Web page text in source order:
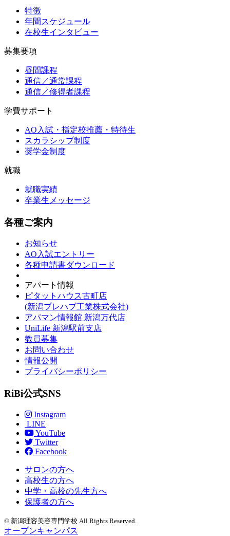
特徴
年間スケジュール
在校生インタビュー
募集要項
昼間課程
通信／通常課程
通信／修得者課程
学費サポート
AO入試・指定校推薦・特待生
スカラシップ制度
奨学金制度
就職
就職実績
卒業生メッセージ
各種ご案内
お知らせ
AO入試エントリー
各種申請書ダウンロード
アパート情報
ピタットハウス古町店
(新潟プレハブ工業株式会社)
アパマン情報館 新潟万代店
UniLife 新潟駅前支店
教員募集
お問い合わせ
情報公開
プライバシーポリシー
RiBi公式SNS
Instagram
LINE
YouTube
Twitter
Facebook
サロンの方へ
高校生の方へ
中学・高校の先生方へ
保護者の方へ
© 新潟理容美容専門学校 All Rights Reserved.
オープンキャンパス